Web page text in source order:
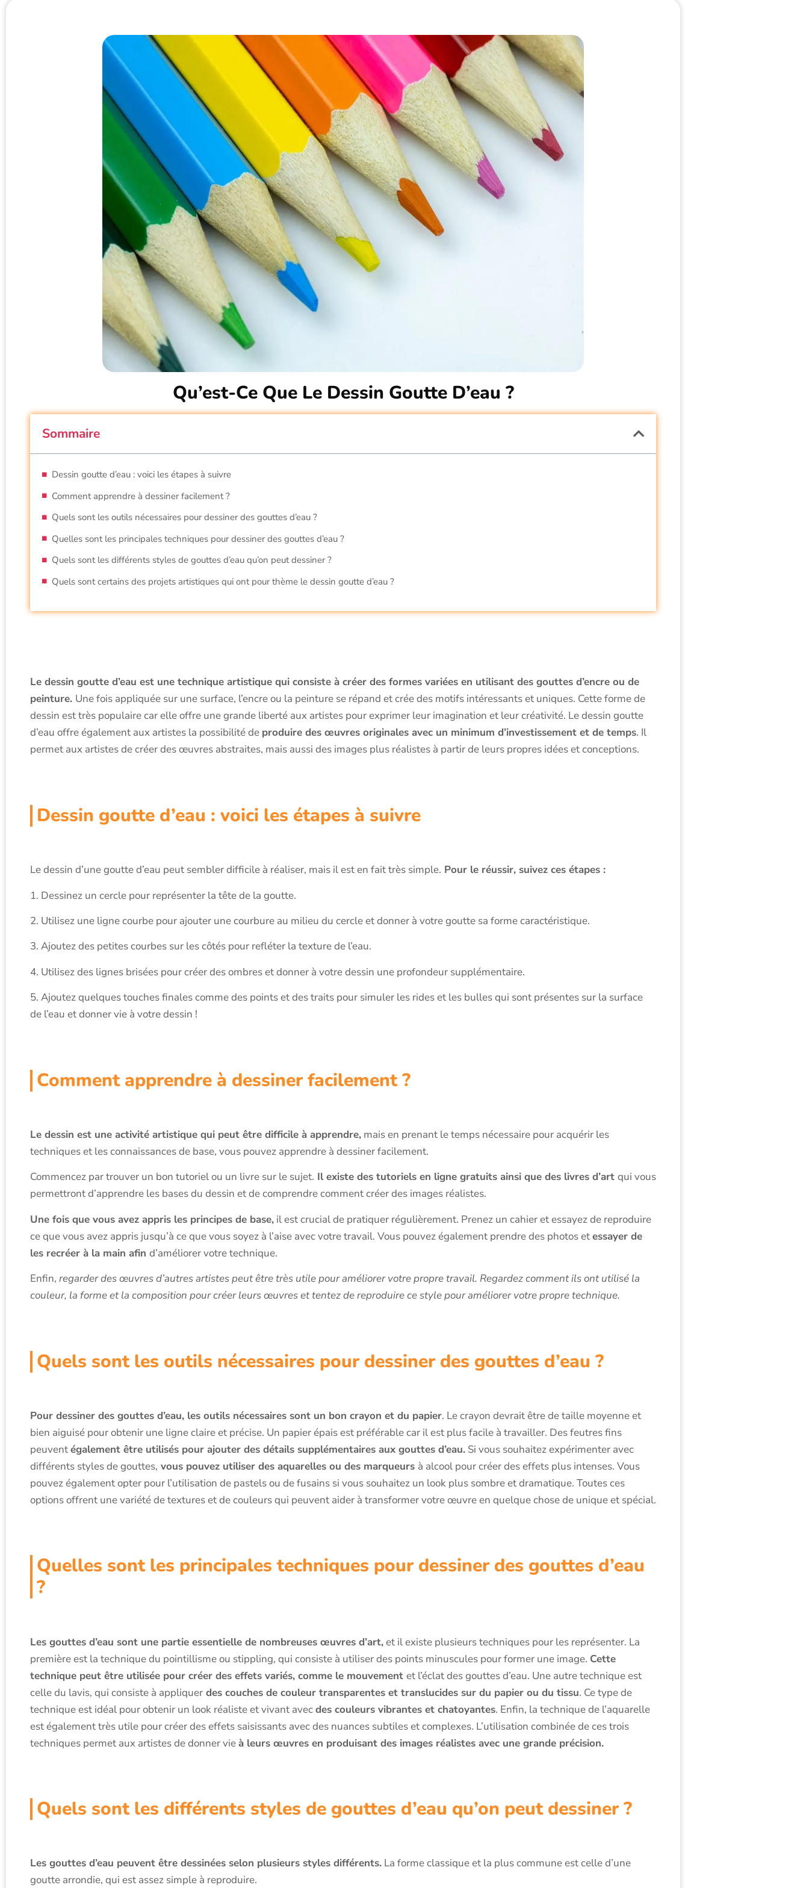
Qu’est-Ce Que Le Dessin Goutte D’eau ?
Sommaire
Dessin goutte d’eau : voici les étapes à suivre
Comment apprendre à dessiner facilement ?
Quels sont les outils nécessaires pour dessiner des gouttes d’eau ?
Quelles sont les principales techniques pour dessiner des gouttes d’eau ?
Quels sont les différents styles de gouttes d’eau qu’on peut dessiner ?
Quels sont certains des projets artistiques qui ont pour thème le dessin goutte d’eau ?
Le dessin goutte d’eau est une technique artistique qui consiste à créer des formes variées en utilisant des gouttes d’encre ou de
peinture. Une fois appliquée sur une surface, l’encre ou la peinture se répand et crée des motifs intéressants et uniques. Cette forme de
dessin est très populaire car elle offre une grande liberté aux artistes pour exprimer leur imagination et leur créativité. Le dessin goutte
d’eau offre également aux artistes la possibilité de produire des œuvres originales avec un minimum d’investissement et de temps. Il
permet aux artistes de créer des œuvres abstraites, mais aussi des images plus réalistes à partir de leurs propres idées et conceptions.
Dessin goutte d’eau : voici les étapes à suivre
Le dessin d’une goutte d’eau peut sembler difficile à réaliser, mais il est en fait très simple. Pour le réussir, suivez ces étapes :
1. Dessinez un cercle pour représenter la tête de la goutte.
2. Utilisez une ligne courbe pour ajouter une courbure au milieu du cercle et donner à votre goutte sa forme caractéristique.
3. Ajoutez des petites courbes sur les côtés pour refléter la texture de l’eau.
4. Utilisez des lignes brisées pour créer des ombres et donner à votre dessin une profondeur supplémentaire.
5. Ajoutez quelques touches finales comme des points et des traits pour simuler les rides et les bulles qui sont présentes sur la surface
de l’eau et donner vie à votre dessin !
Comment apprendre à dessiner facilement ?
Le dessin est une activité artistique qui peut être difficile à apprendre, mais en prenant le temps nécessaire pour acquérir les
techniques et les connaissances de base, vous pouvez apprendre à dessiner facilement.
Commencez par trouver un bon tutoriel ou un livre sur le sujet. Il existe des tutoriels en ligne gratuits ainsi que des livres d’art qui vous
permettront d’apprendre les bases du dessin et de comprendre comment créer des images réalistes.
Une fois que vous avez appris les principes de base, il est crucial de pratiquer régulièrement. Prenez un cahier et essayez de reproduire
ce que vous avez appris jusqu’à ce que vous soyez à l’aise avec votre travail. Vous pouvez également prendre des photos etessayer de
les recréer à la main afin d’améliorer votre technique.
Enfin, regarder des œuvres d’autres artistes peut être très utile pour améliorer votre propre travail. Regardez comment ils ont utilisé la
couleur, la forme et la composition pour créer leurs œuvres et tentez de reproduire ce style pour améliorer votre propre technique.
Quels sont les outils nécessaires pour dessiner des gouttes d’eau ?
Pour dessiner des gouttes d’eau, les outils nécessaires sont un bon crayon et du papier. Le crayon devrait être de taille moyenne et
bien aiguisé pour obtenir une ligne claire et précise. Un papier épais est préférable car il est plus facile à travailler. Des feutres fins
peuventégalement être utilisés pour ajouter des détails supplémentaires aux gouttes d’eau. Si vous souhaitez expérimenter avec
différents styles de gouttes, vous pouvez utiliser des aquarelles ou des marqueurs à alcool pour créer des effets plus intenses. Vous
pouvez également opter pour l’utilisation de pastels ou de fusains si vous souhaitez un look plus sombre et dramatique. Toutes ces
options offrent une variété de textures et de couleurs qui peuvent aider à transformer votre œuvre en quelque chose de unique et spécial.
Quelles sont les principales techniques pour dessiner des gouttes d’eau
?
Les gouttes d’eau sont une partie essentielle de nombreuses œuvres d’art,et il existe plusieurs techniques pour les représenter. La
première est la technique du pointillisme ou stippling, qui consiste à utiliser des points minuscules pour former une image. Cette
technique peut être utilisée pour créer des effets variés, comme le mouvement et l’éclat des gouttes d’eau. Une autre technique est
celle du lavis, qui consiste à appliquer des couches de couleur transparentes et translucides sur du papier ou du tissu. Ce type de
technique est idéal pour obtenir un look réaliste et vivant avecdes couleurs vibrantes et chatoyantes. Enfin, la technique de l’aquarelle
est également très utile pour créer des effets saisissants avec des nuances subtiles et complexes. L’utilisation combinée de ces trois
techniques permet aux artistes de donner vieà leurs œuvres en produisant des images réalistes avec une grande précision.
Quels sont les différents styles de gouttes d’eau qu’on peut dessiner ?
Les gouttes d’eau peuvent être dessinées selon plusieurs styles différents. La forme classique et la plus commune est celle d’une
goutte arrondie, qui est assez simple à reproduire.